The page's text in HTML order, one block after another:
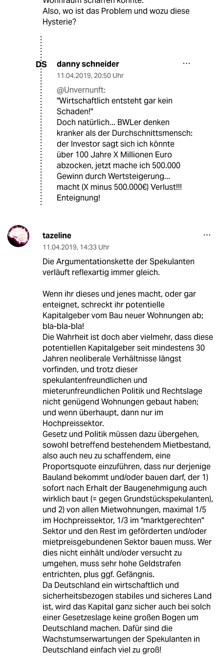
Also, wo ist das Problem und wozu diese
Hysterie?
DS danny schneider
11.04.2019, 20:50 Uhr
@Unvernunft:
"Wirtschaftlich entsteht gar kein
Schaden!"
Doch natürlich... BWLer denken
kranker als der Durchschnittsmensch:
der Investor sagt sich ich könnte
über 100 Jahre X Millionen Euro
abzocken, jetzt mache ich 500.000
Gewinn durch Wertsteigerung...
macht (X minus 500.000€) Verlust!!!
Enteignung!
tazeline
11.04.2019, 14:33 Uhr
Die Argumentationskette der Spekulanten
verläuft reflexartig immer gleich.
Wenn ihr dieses und jenes macht, oder gar
enteignet, schreckt ihr potentielle
Kapitalgeber vom Bau neuer Wohnungen ab;
bla-bla-bla!
Die Wahrheit ist doch aber vielmehr, dass diese
potentiellen Kapitalgeber seit mindestens 30
Jahren neoliberale Verhältnisse längst
vorfinden, und trotz dieser
spekulantenfreundlichen und
mieterunfreundlichen Politik und Rechtslage
nicht genügend Wohnungen gebaut haben;
und wenn überhaupt, dann nur im
Hochpreissektor.
Gesetz und Politik müssen dazu übergehen,
sowohl betreffend bestehendem Mietbestand,
also auch neu zu schaffendem, eine
Proportsquote einzuführen, dass nur derjenige
Bauland bekommt und/oder bauen darf, der 1)
sofort nach Erhalt der Baugenehmigung auch
wirklich baut (= gegen Grundstückspekulanten),
und 2) von allen Mietwohnungen, maximal 1/5
im Hochpreissektor, 1/3 im "marktgerechten"
Sektor und den Rest im geförderten und/oder
mietpreisgebundenen Sektor bauen muss. Wer
dies nicht einhält und/oder versucht zu
umgehen, muss sehr hohe Geldstrafen
entrichten, plus ggf. Gefängnis.
Da Deutschland ein wirtschaftlich und
sicherheitsbezogen stabiles und sicheres Land
ist, wird das Kapital ganz sicher auch bei solch
einer Gesetzeslage keine großen Bogen um
Deutschland machen. Dafür sind die
Wachstumserwartungen der Spekulanten in
Deutschland einfach viel zu groß!